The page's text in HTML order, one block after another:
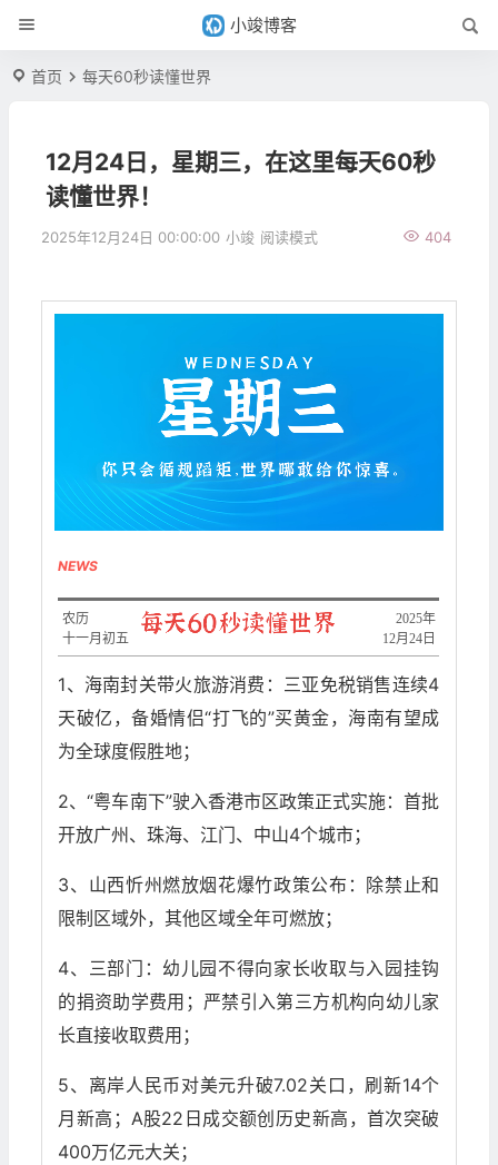
小竣博客
首页 每天60秒读懂世界
12月24日，星期三，在这里每天60秒
读懂世界！
2025年12月24日 00:00:00 小竣 404
阅读模式
NEWS
​2025年
12月24日
农历
十一月初五
1、海南封关带火旅游消费：三亚免税销售连续4
天破亿，备婚情侣“打飞的”买黄金，海南有望成
为全球度假胜地；
2、“粤车南下”驶入香港市区政策正式实施：首批
开放广州、珠海、江门、中山4个城市；
3、山西忻州燃放烟花爆竹政策公布：除禁止和
限制区域外，其他区域全年可燃放；
4、三部门：幼儿园不得向家长收取与入园挂钩
的捐资助学费用；严禁引入第三方机构向幼儿家
长直接收取费用；
5、离岸人民币对美元升破7.02关口，刷新14个
月新高；A股22日成交额创历史新高，首次突破
400万亿元大关；